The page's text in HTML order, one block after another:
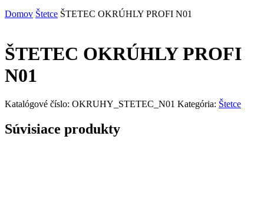
Domov Štetce ŠTETEC OKRÚHLY PROFI N01
ŠTETEC OKRÚHLY PROFI
N01
Katalógové číslo: OKRUHY_STETEC_N01 Kategória: Štetce
Súvisiace produkty